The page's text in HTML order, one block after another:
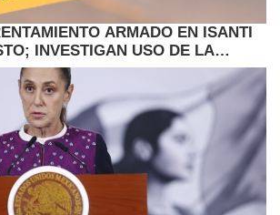
ARMADO EN ISANTI
INVESTIGAN USO DE LA